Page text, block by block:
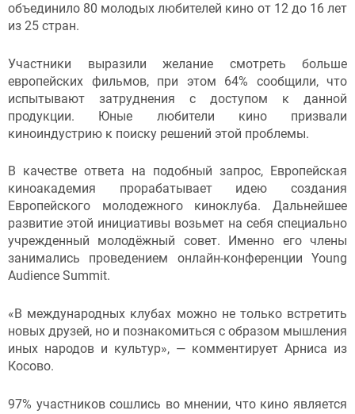
объединило 80 молодых любителей кино от 12 до 16 лет
из 25 стран.
Участники выразили желание смотреть больше
европейских фильмов, при этом 64% сообщили, что
испытывают затруднения с доступом к данной
продукции. Юные любители кино призвали
киноиндустрию к поиску решений этой проблемы.
В качестве ответа на подобный запрос, Европейская
киноакадемия прорабатывает идею создания
Европейского молодежного киноклуба. Дальнейшее
развитие этой инициативы возьмет на себя специально
учрежденный молодёжный совет. Именно его члены
занимались проведением онлайн-конференции Young
Audience Summit.
«В международных клубах можно не только встретить
новых друзей, но и познакомиться с образом мышления
иных народов и культур», — комментирует Арниса из
Косово.
97% участников сошлись во мнении, что кино является